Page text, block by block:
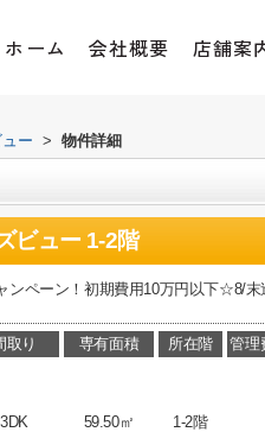
ホーム 会社概要 店舗案
ー > 物件詳細
ビュー 1-2階
ンペーン！初期費用10万円以下☆8/末
取り
3DK
専有面積
59.50㎡
所在階
1-2階
管理